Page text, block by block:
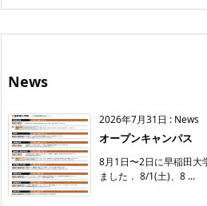
News
2026年7月31日 : News
オープンキャンパス
8月1日〜2日に早稲田大
ました． 8/1(土)、8 ...